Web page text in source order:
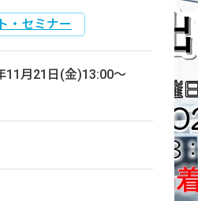
・セミナー
11月21日(金)13:00～